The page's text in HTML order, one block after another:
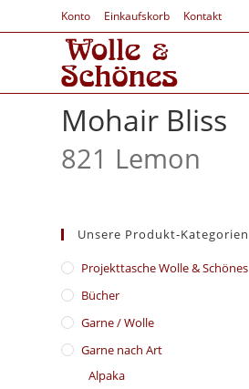
Konto Einkaufskorb Kontakt
Mohair Bliss
821 Lemon
Unsere Produkt-Kategorien
​Projekttasche Wolle & Schönes
Bücher
Garne / Wolle
Garne nach Art
Alpaka